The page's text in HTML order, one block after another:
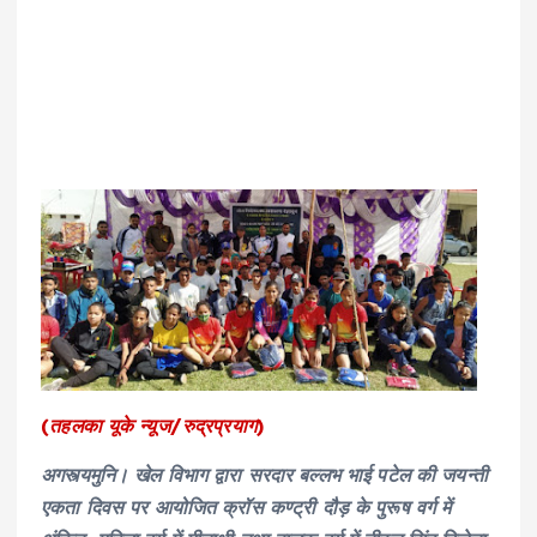
(तहलका यूके न्यूज/रुद्रप्रयाग)
अगस्त्यमुनि। खेल विभाग द्वारा सरदार बल्लभ भाई पटेल की जयन्ती
एकता दिवस पर आयोजित क्रॉस कण्ट्री दौड़ के पुरूष वर्ग में